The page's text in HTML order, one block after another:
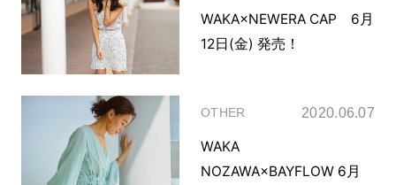
WAKA×NEWERA CAP 6月
12日(金) 発売！
OTHER 2020.06.07
WAKA
NOZAWA×BAYFLOW 6月